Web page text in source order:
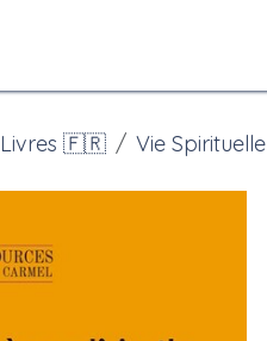
Livres 🇫🇷 Vie Spirituelle